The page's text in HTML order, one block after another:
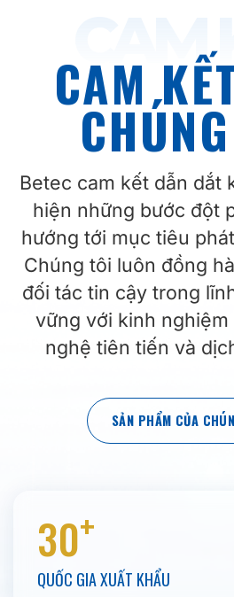
CAM
CAM
Betec cam kết dẫn dắt
hiện những bước đột
hướng tới mục tiêu
Chúng tôi luôn đồng
đối tác tin cậy trong
vững với kinh
nghệ tiên tiến và
SẢN PHẨM CỦA
30+
QUỐC GIA XUẤT KHẨU